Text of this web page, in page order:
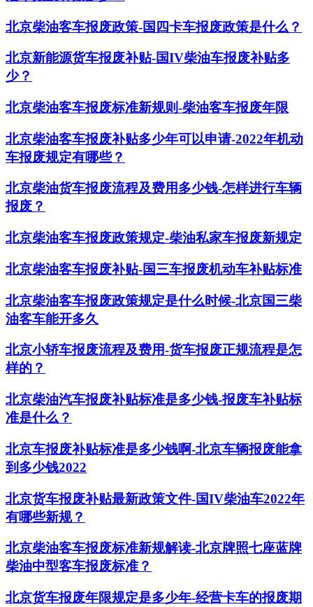
北京柴油客车报废政策-国四卡车报废政策是什么？
北京新能源货车报废补贴-国IV柴油车报废补贴多
少？
北京柴油客车报废标准新规则-柴油客车报废年限
北京柴油客车报废补贴多少年可以申请-2022年机动
车报废规定有哪些？
北京柴油货车报废流程及费用多少钱-怎样进行车辆
报废？
北京柴油客车报废政策规定-柴油私家车报废新规定
北京柴油客车报废补贴-国三车报废机动车补贴标准
北京柴油客车报废政策规定是什么时候-北京国三柴
油客车能开多久
北京小轿车报废流程及费用-货车报废正规流程是怎
样的？
北京柴油汽车报废补贴标准是多少钱-报废车补贴标
准是什么？
北京车报废补贴标准是多少钱啊-北京车辆报废能拿
到多少钱2022
北京货车报废补贴最新政策文件-国IV柴油车2022年
有哪些新规？
北京柴油客车报废标准新规解读-北京牌照七座蓝牌
柴油中型客车报废标准？
北京货车报废年限规定是多少年-经营卡车的报废期